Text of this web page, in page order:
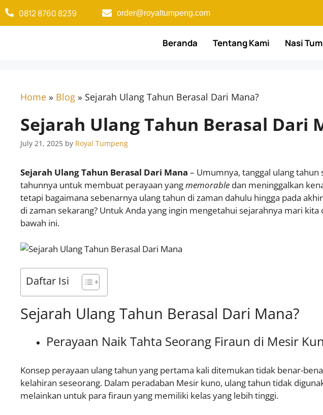
0812 8760 8239​ order@royaltumpeng.com​
Beranda Tentang Kami Nasi
Home » Blog » Sejarah Ulang Tahun Berasal Dari Mana?
Sejarah Ulang Tahun Berasal Dari
July 21, 2025 by Royal Tumpeng
Sejarah Ulang Tahun Berasal Dari Mana – Umumnya, tanggal ulang
tahunnya untuk membuat perayaan yangmemorable dan meninggalkan
tetapi bagaimana sebenarnya ulang tahun di zaman dahulu hingga pada
di zaman sekarang? Untuk Anda yang ingin mengetahui sejarahnya mari kita
bawah ini.
Daftar Isi
Sejarah Ulang Tahun Berasal Dari Mana?
Perayaan Naik Tahta Seorang Firaun di Mesir
Konsep perayaan ulang tahun yang pertama kali ditemukan tidak benar-
kelahiran seseorang. Dalam peradaban Mesir kuno, ulang tahun tidak
melainkan untuk para firaun yang memiliki kelas yang lebih tinggi.